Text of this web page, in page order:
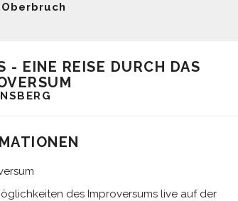
- EINE REISE DURCH DAS
des Improversums live auf der